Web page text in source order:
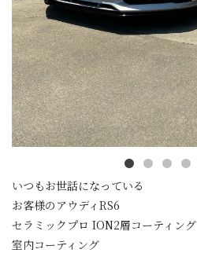
いつもお世話になっている
お客様のアウディRS6
セラミックプロ ION2層コーティング
室内コーティング